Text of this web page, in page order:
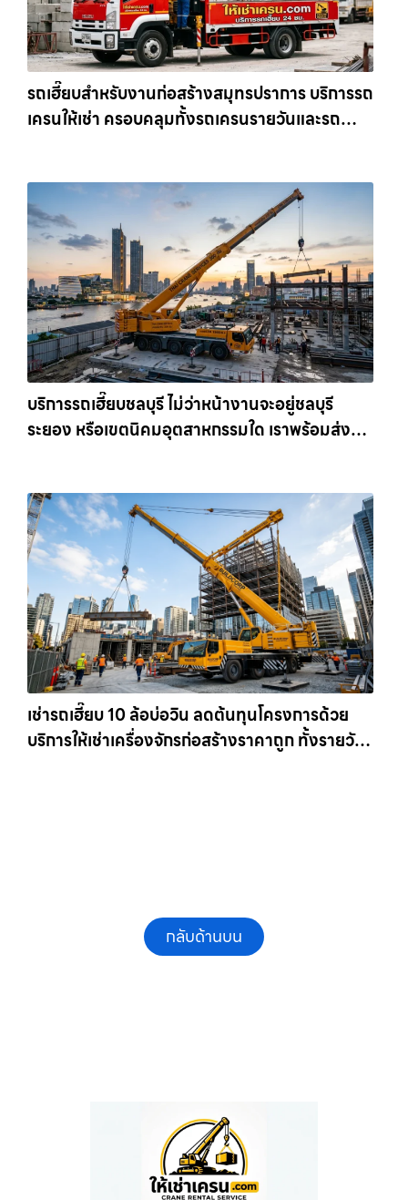
รถเฮี๊ยบสำหรับงานก่อสร้างสมุทรปราการ บริการรถ
เครนให้เช่า ครอบคลุมทั้งรถเครนรายวันและรถ
บริการรถเฮี๊ยบชลบุรี ไม่ว่าหน้างานจะอยู่ชลบุรี
ระยอง หรือเขตนิคมอุตสาหกรรมใด เราพร้อมส่งรถ
เช่ารถเฮี๊ยบ 10 ล้อบ่อวิน ลดต้นทุนโครงการด้วย
บริการให้เช่าเครื่องจักรก่อสร้างราคาถูก ทั้งรายวัน
กลับด้านบน